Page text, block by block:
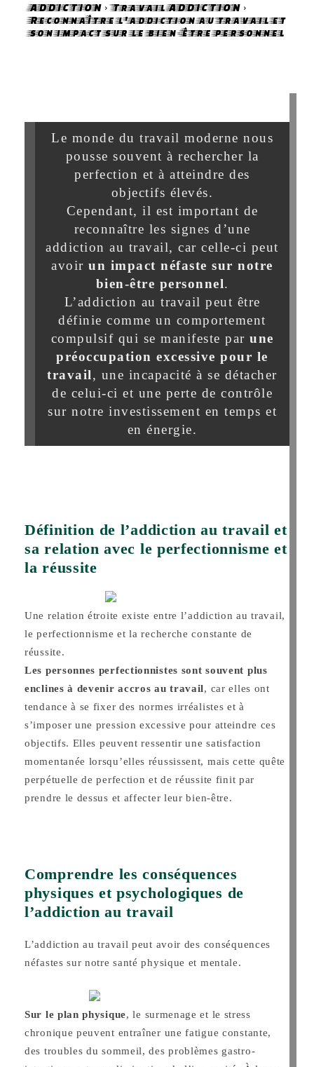
ADDICTION
Travail ADDICTION
Reconnaître l'addiction au travail et
son impact sur le bien-être personnel
Le monde du travail moderne nous
pousse souvent à rechercher la
perfection et à atteindre des
objectifs élevés.
Cependant, il est important de
reconnaître les signes d’une
addiction au travail, car celle-ci peut
avoirun impact néfaste sur notre
bien-être personnel.
L’addiction au travail peut être
définie comme un comportement
compulsif qui se manifeste par une
préoccupation excessive pour le
travail, une incapacité à se détacher
de celui-ci et une perte de contrôle
sur notre investissement en temps et
en énergie.
Définition de l’addiction au travail et
sa relation avec le perfectionnisme et
la réussite
Une relation étroite existe entre l’addiction au travail,
le perfectionnisme et la recherche constante de
réussite.
Les personnes perfectionnistes sont souvent plus
enclines à devenir accros au travail, car elles ont
tendance à se fixer des normes irréalistes et à
s’imposer une pression excessive pour atteindre ces
objectifs. Elles peuvent ressentir une satisfaction
momentanée lorsqu’elles réussissent, mais cette quête
perpétuelle de perfection et de réussite finit par
prendre le dessus et affecter leur bien-être.
Comprendre les conséquences
physiques et psychologiques de
l’addiction au travail
L’addiction au travail peut avoir des conséquences
néfastes sur notre santé physique et mentale.
Sur le plan physique, le surmenage et le stress
chronique peuvent entraîner une fatigue constante,
des troubles du sommeil, des problèmes gastro-